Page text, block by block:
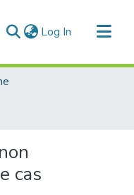
Log In (current)
cas